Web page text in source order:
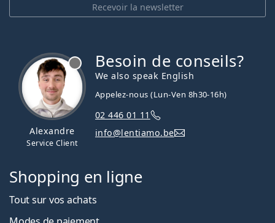
Recevoir la newsletter
Alexandre
Service Client
Besoin de conseils?
We also speak English
Appelez-nous (Lun-Ven 8h30-16h)
02 446 01 11
info@lentiamo.be
Shopping en ligne
Tout sur vos achats